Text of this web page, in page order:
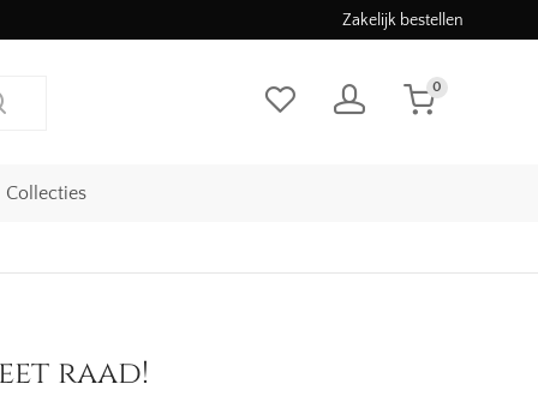
Zakelijk bestellen
0
Collecties
raad!